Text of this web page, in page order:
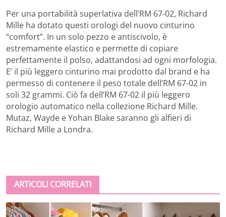
Per una portabilità superlativa dell’RM 67-02, Richard
Mille ha dotato questi orologi del nuovo cinturino
“comfort”. In un solo pezzo e antiscivolo, è
estremamente elastico e permette di copiare
perfettamente il polso, adattandosi ad ogni morfologia.
E’ il più leggero cinturino mai prodotto dal brand e ha
permesso di contenere il peso totale dell’RM 67-02 in
soli 32 grammi. Ciò fa dell’RM 67-02 il più leggero
orologio automatico nella collezione Richard Mille.
Mutaz, Wayde e Yohan Blake saranno gli alfieri di
Richard Mille a Londra.
ARTICOLI CORRELATI